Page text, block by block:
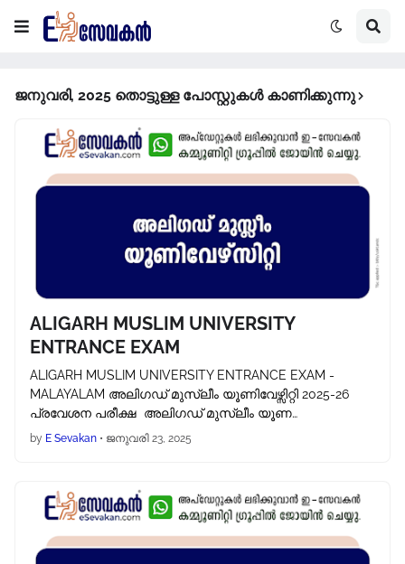
ജനുവരി, 2025 തൊട്ടുള്ള പോസ്റ്റുകൾ കാണിക്കുന്നു
ALIGARH MUSLIM UNIVERSITY
ENTRANCE EXAM
ALIGARH MUSLIM UNIVERSITY ENTRANCE EXAM -
MALAYALAM അലിഗഡ് മുസ്ലീം യൂണിവേഴ്സിറ്റി 2025-26
പ്രവേശന പരീക്ഷ അലിഗഡ് മുസ്ലീം യൂണ…
by E Sevakan • ജനുവരി 23, 2025